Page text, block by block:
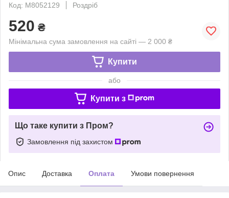
Код: M8052129
Роздріб
520 ₴
Мінімальна сума замовлення на сайті — 2 000 ₴
Купити
або
Купити з
Що таке купити з Пром?
Замовлення під захистом
Опис Доставка Оплата Умови повернення